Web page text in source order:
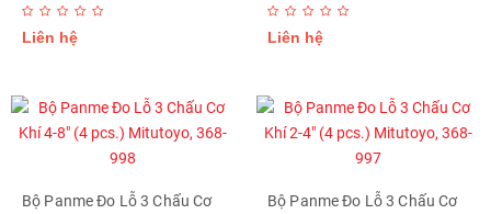
Liên hệ Liên hệ
Bộ Panme Đo Lỗ 3 Chấu Cơ
Bộ Panme Đo Lỗ 3 Chấu Cơ